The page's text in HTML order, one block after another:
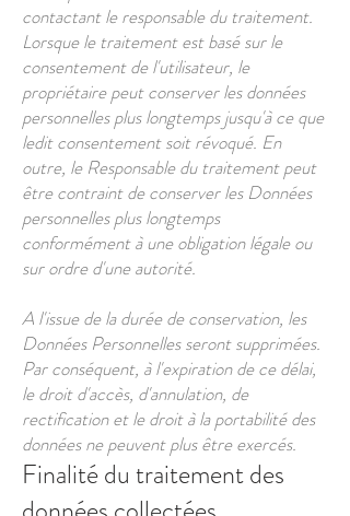
contactant le responsable du traitement.
Lorsque le traitement est basé sur le
consentement de l'utilisateur, le
propriétaire peut conserver les données
personnelles plus longtemps jusqu'à ce que
ledit consentement soit révoqué. En
outre, le Responsable du traitement peut
être contraint de conserver les Données
personnelles plus longtemps
conformément à une obligation légale ou
sur ordre d'une autorité.
A l'issue de la durée de conservation, les
Données Personnelles seront supprimées.
Par conséquent, à l'expiration de ce délai,
le droit d'accès, d'annulation, de
rectification et le droit à la portabilité des
données ne peuvent plus être exercés.
Finalité du traitement des